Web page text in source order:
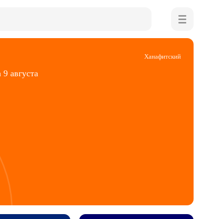
Ханафитский
августа